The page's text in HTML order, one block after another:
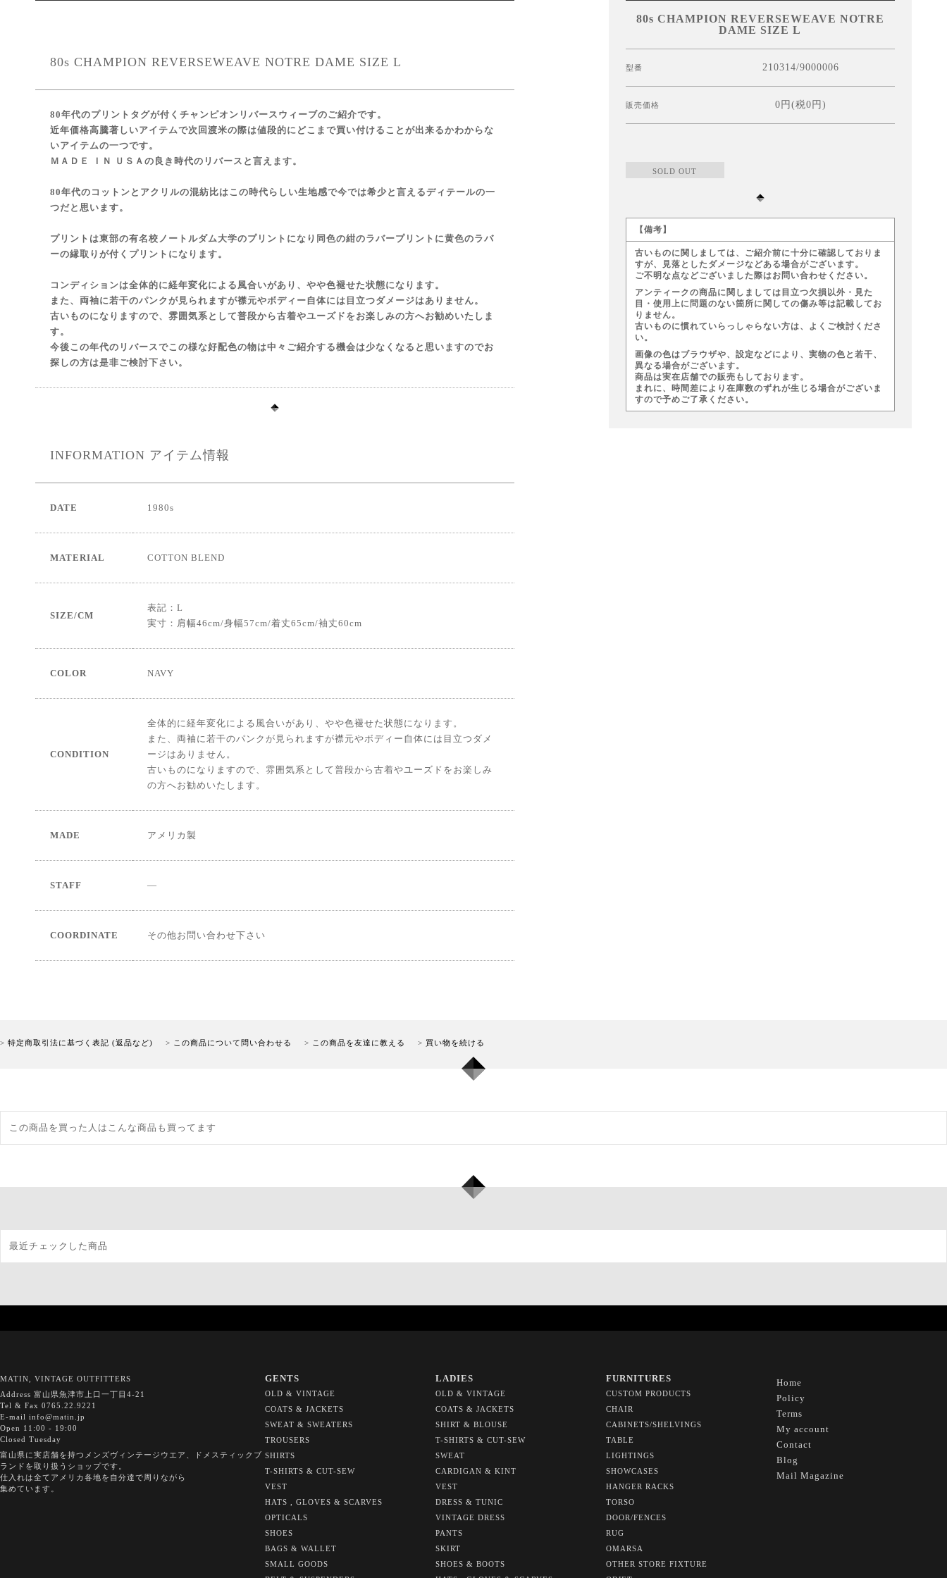
80s CHAMPION REVERSEWEAVE NOTRE DAME SIZE L
80年代のプリントタグが付くチャンピオンリバースウィーブのご紹介です。
近年価格高騰著しいアイテムで次回渡米の際は値段的にどこまで買い付けることが出来るかわからな
いアイテムの一つです。
ＭＡＤＥ ＩＮ ＵＳＡの良き時代のリバースと言えます。
80年代のコットンとアクリルの混紡比はこの時代らしい生地感で今では希少と言えるディテールの一
つだと思います。
プリントは東部の有名校ノートルダム大学のプリントになり同色の紺のラバープリントに黄色のラバ
ーの縁取りが付くプリントになります。
コンディションは全体的に経年変化による風合いがあり、やや色褪せた状態になります。
また、両袖に若干のパンクが見られますが襟元やボディー自体には目立つダメージはありません。
古いものになりますので、雰囲気系として普段から古着やユーズドをお楽しみの方へお勧めいたしま
す。
今後この年代のリバースでこの様な好配色の物は中々ご紹介する機会は少なくなると思いますのでお
探しの方は是非ご検討下さい。
INFORMATION アイテム情報
DATE 1980s
MATERIAL COTTON BLEND
SIZE/CM
表記：L
実寸：肩幅46cm/身幅57cm/着丈65cm/袖丈60cm
COLOR NAVY
CONDITION
全体的に経年変化による風合いがあり、やや色褪せた状態になります。
また、両袖に若干のパンクが見られますが襟元やボディー自体には目立つダメ
ージはありません。
古いものになりますので、雰囲気系として普段から古着やユーズドをお楽しみ
の方へお勧めいたします。
MADE アメリカ製
STAFF ―
COORDINATE その他お問い合わせ下さい
80s CHAMPION REVERSEWEAVE NOTRE
DAME SIZE L
型番 210314/9000006
販売価格 0円(税0円)
SOLD OUT
【備考】
古いものに関しましては、ご紹介前に十分に確認しておりま
すが、見落としたダメージなどある場合がございます。
ご不明な点などございました際はお問い合わせください。
アンティークの商品に関しましては目立つ欠損以外・見た
目・使用上に問題のない箇所に関しての傷み等は記載してお
りません。
古いものに慣れていらっしゃらない方は、よくご検討くださ
い。
画像の色はブラウザや、設定などにより、実物の色と若干、
異なる場合がございます。
商品は実在店舗での販売もしております。
まれに、時間差により在庫数のずれが生じる場合がございま
すので予めご了承ください。
特定商取引法に基づく表記 (返品など) この商品について問い合わせる この商品を友達に教える 買い物を続ける
この商品を買った人はこんな商品も買ってます
最近チェックした商品
MATIN, VINTAGE OUTFITTERS
Address 富山県魚津市上口一丁目4-21
Tel & Fax 0765.22.9221
E-mail info@matin.jp
Open 11:00 - 19:00
Closed Tuesday
富山県に実店舗を持つメンズヴィンテージウエア、ドメスティックブ
ランドを取り扱うショップです。
仕入れは全てアメリカ各地を自分達で周りながら
集めています。
GENTS
OLD & VINTAGE
COATS & JACKETS
SWEAT & SWEATERS
TROUSERS
SHIRTS
T-SHIRTS & CUT-SEW
VEST
HATS , GLOVES & SCARVES
OPTICALS
SHOES
BAGS & WALLET
SMALL GOODS
LADIES
OLD & VINTAGE
COATS & JACKETS
SHIRT & BLOUSE
T-SHIRTS & CUT-SEW
SWEAT
CARDIGAN & KINT
VEST
DRESS & TUNIC
VINTAGE DRESS
PANTS
SKIRT
SHOES & BOOTS
FURNITURES
CUSTOM PRODUCTS
CHAIR
CABINETS/SHELVINGS
TABLE
LIGHTINGS
SHOWCASES
HANGER RACKS
TORSO
DOOR/FENCES
RUG
OMARSA
OTHER STORE FIXTURE
Home
Policy
Terms
My account
Contact
Blog
Mail Magazine